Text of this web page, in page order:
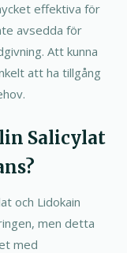
effektiva för
avsedda för
Att kunna
att ha tillgång
Salicylat
och Lidokain
men detta
med